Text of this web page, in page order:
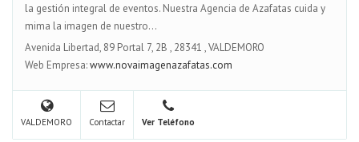
la gestión integral de eventos. Nuestra Agencia de Azafatas cuida y
mima la imagen de nuestro...
Avenida Libertad, 89 Portal 7, 2B , 28341 ,VALDEMORO
Web Empresa:www.novaimagenazafatas.com
VALDEMORO Contactar Ver Teléfono